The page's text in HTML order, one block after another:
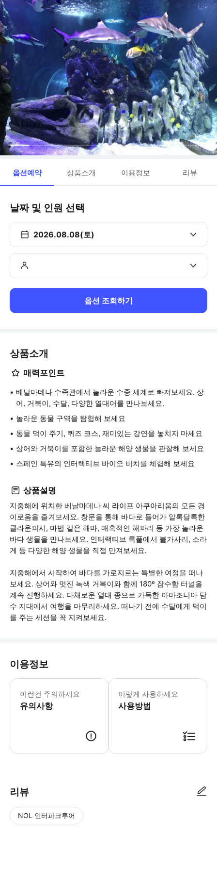
옵션예약 상품소개 이용정보 리뷰
날짜 및 인원 선택
2026.08.08(토)
옵션 조회하기
상품소개
매력포인트
베날마데나 수족관에서 놀라운 수중 세계로 빠져보세요. 상
어, 거북이, 수달, 다양한 열대어를 만나보세요.
놀라운 동물 구역을 탐험해 보세요
동물 먹이 주기, 퀴즈 코스, 재미있는 강연을 놓치지 마세요
상어와 거북이를 포함한 놀라운 해양 생물을 관찰해 보세요
스페인 특유의 인터랙티브 바이오 비치를 체험해 보세요
상품설명
지중해에 위치한 베날마데나 씨 라이프 아쿠아리움의 모든 경
이로움을 즐겨보세요. 창문을 통해 바다로 들어가 알록달록한
클라운피시, 마법 같은 해마, 매혹적인 해파리 등 가장 놀라운
바다 생물을 만나보세요. 인터랙티브 록풀에서 불가사리, 소라
게 등 다양한 해양 생물을 직접 만져보세요.
지중해에서 시작하여 바다를 가로지르는 특별한 여정을 떠나
보세요. 상어와 멋진 녹색 거북이와 함께 180º 잠수함 터널을
계속 진행하세요. 다채로운 열대 종으로 가득한 아마조니아 담
수 지대에서 여행을 마무리하세요. 떠나기 전에 수달에게 먹이
를 주는 세션을 꼭 지켜보세요.
이용정보
이런건 주의하세요
유의사항
푸드트럭과 마린 샵 이용 가능
이렇게 사용하세요
사용방법
리뷰
NOL 인터파크투어